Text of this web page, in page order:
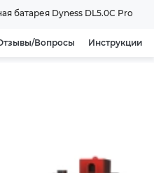
батарея Dyness DL5.0C Pro
Вопросы Инструкции